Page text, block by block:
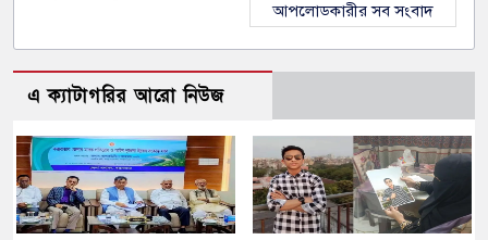
আপলোডকারীর সব সংবাদ
এ ক্যাটাগরির আরো নিউজ